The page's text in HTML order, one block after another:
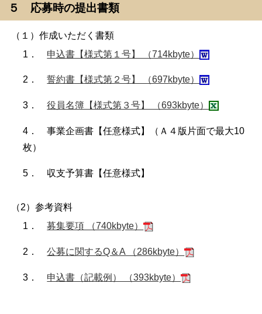
５ 応募時の提出書類
（１）作成いただく書類
1． 申込書【様式第１号】 （714kbyte）
2．誓約書【様式第２号】 （697kbyte）
3．役員名簿【様式第３号】 （693kbyte）
4． 事業企画書【任意様式】（Ａ４版片面で最大10
枚）
5． 収支予算書【任意様式】
（2）参考資料
1．募集要項 （740kbyte）
2．公募に関するQ＆A （286kbyte）
3． 申込書（記載例） （393kbyte）